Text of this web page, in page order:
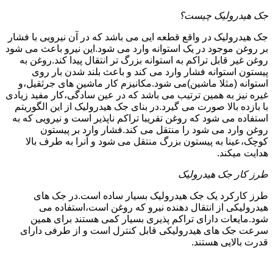
جک هیدرولیک چیست؟
جک هیدرولیک در واقع قطعه ایی می باشد که در آن نیرویی با فشار
بر روغن موجود در یک استوانه وارد می شود.این نیرو باعث می شود
روغن غیر قابل تراکم به استوانه بزرگ تر انتقال پیدا کند.روغن به
پیستون استوانه فشار وارد می کند و باعث بلند شدن بار روی
استوانه (مثلا ماشین)می شود.مکانیزم کار ماشین های جرثقیل،و
غیره نیز به همین ترتیب می باشد که در عین سادگی،کار مفید زیادی
با بازده بالا صورت می گیرد.در بنای جک هیدرولیک از این الگوریتم
استفاده می شود که روغن تقریبا تراکم ناپذیر است و نیرویی که به
روغن وارد می شود را منتقل می کند.فشار وارد بر پیستون
کوچک،عینا به پیستون بزرگ منتقل می شود و آنرا به طرف بالا
هدایت میکند.
طرز کار جک هیدرولیک
طرز کارکرد یک جک هیدرولیک بسیار ساده است.در جک های
هیدرولیکی از انتقال دهنده نیرو که روغن است،استفاده می
شود.مایعات دارای تراکم پذیری بسیار کمی هستند برای همین
سرعت جک های هیدرولیکی قابل کنترل است و از طرفی دارای
قدرت بالایی هستند.